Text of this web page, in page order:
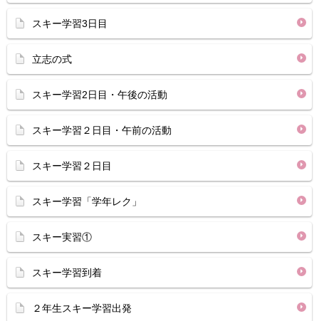
スキー学習3日目
立志の式
スキー学習2日目・午後の活動
スキー学習２日目・午前の活動
スキー学習２日目
スキー学習「学年レク」
スキー実習①
スキー学習到着
２年生スキー学習出発